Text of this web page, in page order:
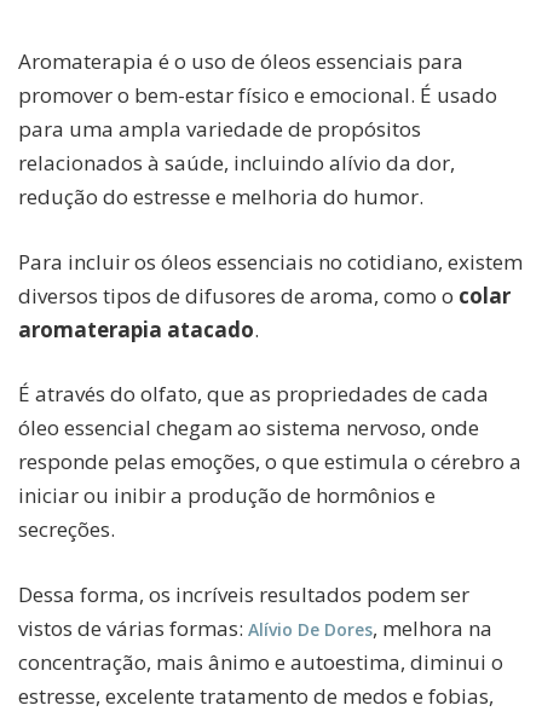
Aromaterapia é o uso de óleos essenciais para
promover o bem-estar físico e emocional. É usado
para uma ampla variedade de propósitos
relacionados à saúde, incluindo alívio da dor,
redução do estresse e melhoria do humor.
Para incluir os óleos essenciais no cotidiano, existem
diversos tipos de difusores de aroma, como o colar
aromaterapia atacado.
É através do olfato, que as propriedades de cada
óleo essencial chegam ao sistema nervoso, onde
responde pelas emoções, o que estimula o cérebro a
iniciar ou inibir a produção de hormônios e
secreções.
Dessa forma, os incríveis resultados podem ser
vistos de várias formas: Alívio De Dores, melhora na
concentração, mais ânimo e autoestima, diminui o
estresse, excelente tratamento de medos e fobias,